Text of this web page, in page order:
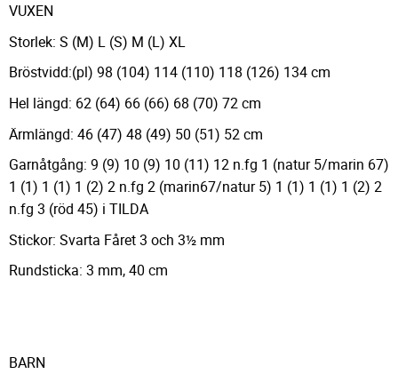
VUXEN
Storlek: S (M) L (S) M (L) XL
Bröstvidd:(pl) 98 (104) 114 (110) 118 (126) 134 cm
Hel längd: 62 (64) 66 (66) 68 (70) 72 cm
Ärmlängd: 46 (47) 48 (49) 50 (51) 52 cm
Garnåtgång: 9 (9) 10 (9) 10 (11) 12 n.fg 1 (natur 5/marin 67)
1 (1) 1 (1) 1 (2) 2 n.fg 2 (marin67/natur 5) 1 (1) 1 (1) 1 (2) 2
n.fg 3 (röd 45) i TILDA
Stickor: Svarta Fåret 3 och 3½ mm
Rundsticka: 3 mm, 40 cm
BARN